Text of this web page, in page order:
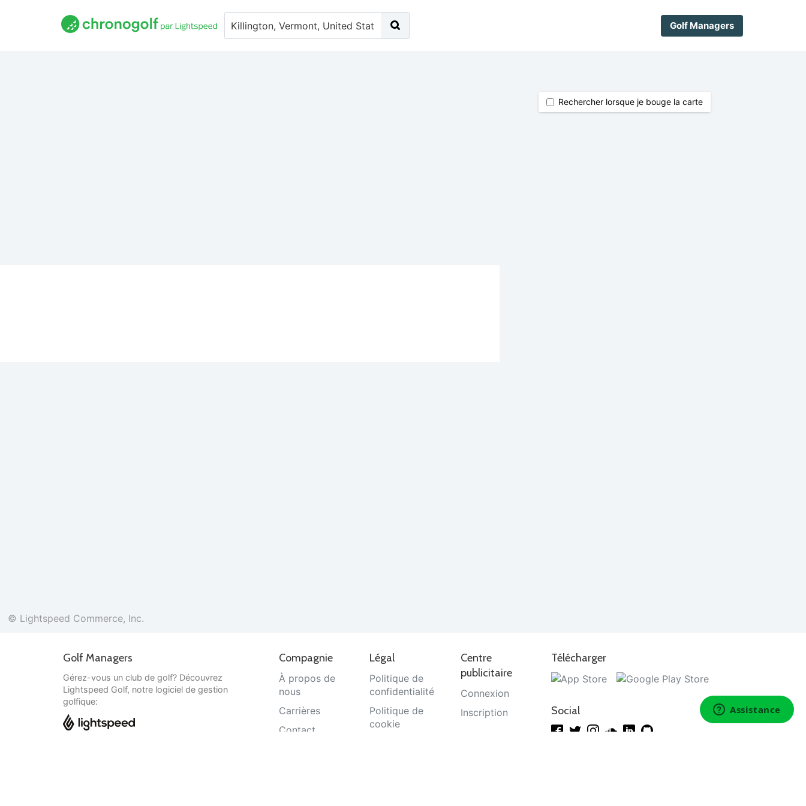
Golf Managers
© Lightspeed Commerce, Inc.
Rechercher lorsque je bouge la carte
Golf Managers
Gérez-vous un club de golf? Découvrez
Lightspeed Golf, notre logiciel de gestion
golfique:
Compagnie
À propos de
nous
Carrières
Contact
Légal
Politique de
confidentialité
Politique de
cookie
Centre
publicitaire
Connexion
Inscription
Télécharger
Social